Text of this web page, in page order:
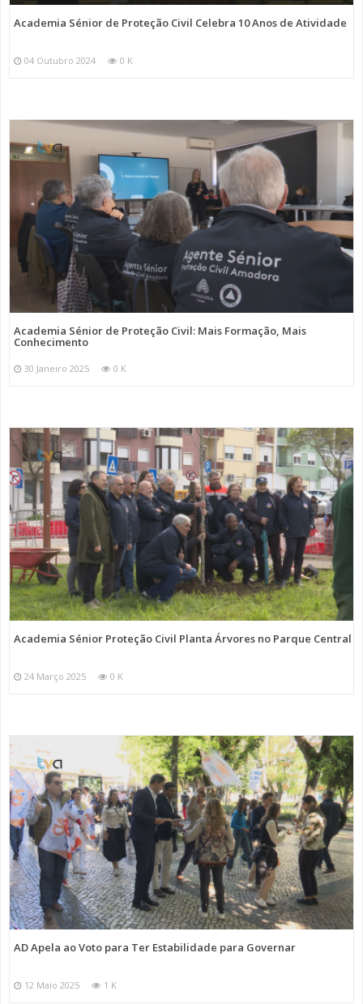
Academia Sénior de Proteção Civil Celebra 10 Anos de Atividade
04 Outubro 2024 0 K
Academia Sénior de Proteção Civil: Mais Formação, Mais
Conhecimento
30 Janeiro 2025 0 K
Academia Sénior Proteção Civil Planta Árvores no Parque Central
24 Março 2025 0 K
AD Apela ao Voto para Ter Estabilidade para Governar
12 Maio 2025 1 K